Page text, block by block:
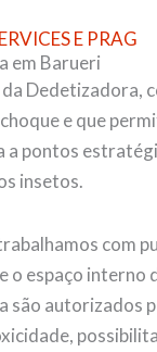
E PRAG
em Barueri
Dedetizadora,
e que
a pontos
insetos.
com
o espaço interno
são autorizados